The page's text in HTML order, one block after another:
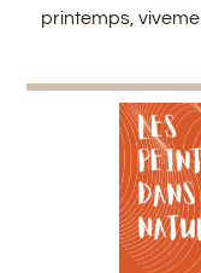
printemps,